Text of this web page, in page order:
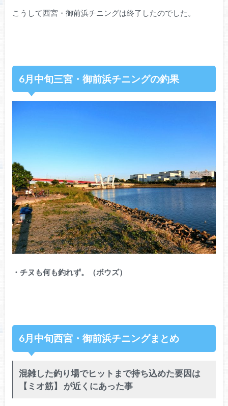
こうして西宮・御前浜チニングは終了したのでした。
6月中旬三宮・御前浜チニングの釣果
・チヌも何も釣れず。（ボウズ）
6月中旬西宮・御前浜チニングまとめ
混雑した釣り場でヒットまで持ち込めた要因は
【ミオ筋】 が近くにあった事